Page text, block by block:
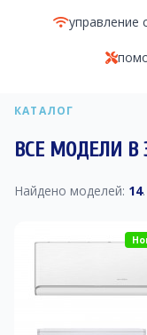
управление
КАТАЛОГ
ВСЕ МОДЕЛИ В
Найдено моделей: 14